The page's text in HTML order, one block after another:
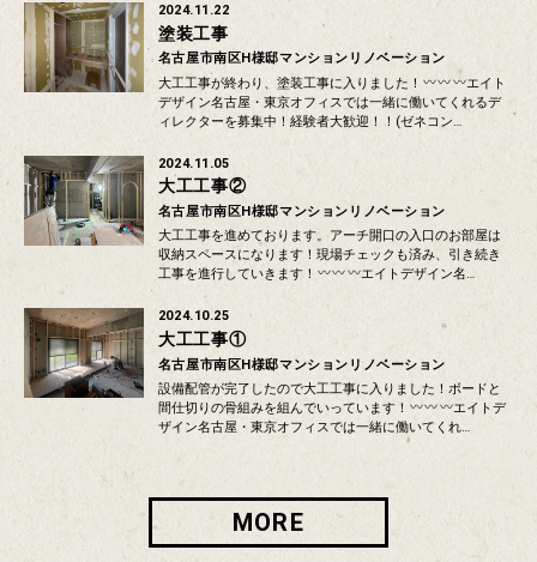
2024.11.22
塗装工事
名古屋市南区H様邸マンションリノベーション
大工工事が終わり、塗装工事に入りました！
エイト
デザイン名古屋・東京オフィスでは一緒に働いてくれるデ
ィレクターを募集中！経験者大歓迎！！(ゼネコン…
2024.11.05
大工工事②
名古屋市南区H様邸マンションリノベーション
大工工事を進めております。アーチ開口の入口のお部屋は
収納スペースになります！現場チェックも済み、引き続き
工事を進行していきます！
エイトデザイン名…
2024.10.25
大工工事①
名古屋市南区H様邸マンションリノベーション
設備配管が完了したので大工工事に入りました！ボードと
間仕切りの骨組みを組んでいっています！
エイトデ
ザイン名古屋・東京オフィスでは一緒に働いてくれ…
MORE